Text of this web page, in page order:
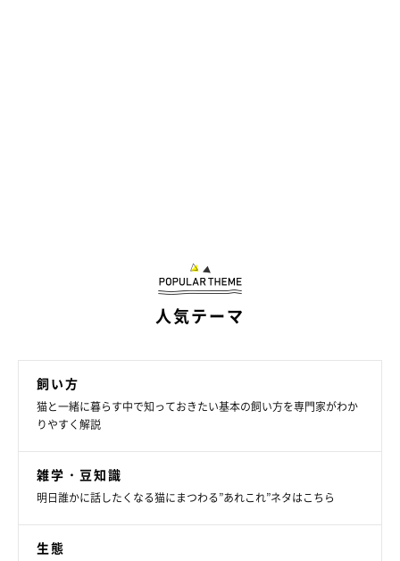
明らかにイライラしている
このような様子がずっと続いているなどの場合には、体調不良や
病気、誤食による中毒
によって過剰に興奮し続けている状態に陥っている可能性があり
もしもこのような状況が何時間も続く際には、動物病院を早めに
人気テーマ
飼い方
猫と一緒に暮らす中で知っておきたい基本の飼い方を専門家がわか
りやすく解説
雑学・豆知識
明日誰かに話したくなる猫にまつわる”あれこれ”ネタはこちら
生態